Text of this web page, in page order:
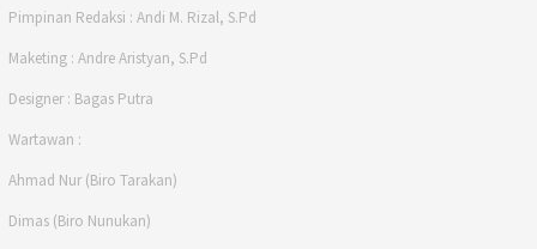
Pimpinan Redaksi : Andi M. Rizal, S.Pd
Maketing : Andre Aristyan, S.Pd
Designer : Bagas Putra
Wartawan :
Ahmad Nur (Biro Tarakan)
Dimas (Biro Nunukan)